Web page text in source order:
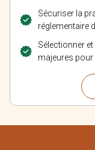
Sécuriser la
réglementaire
Sélectionner
majeures